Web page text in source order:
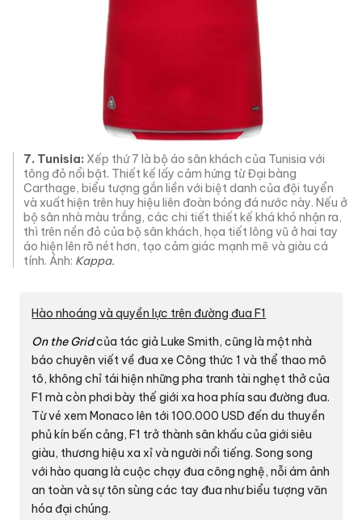
7. Tunisia: Xếp thứ 7 là bộ áo sân khách của Tunisia với
tông đỏ nổi bật. Thiết kế lấy cảm hứng từ Đại bàng
Carthage, biểu tượng gắn liền với biệt danh của đội tuyển
và xuất hiện trên huy hiệu liên đoàn bóng đá nước này. Nếu ở
bộ sân nhà màu trắng, các chi tiết thiết kế khá khó nhận ra,
thì trên nền đỏ của bộ sân khách, họa tiết lông vũ ở hai tay
áo hiện lên rõ nét hơn, tạo cảm giác mạnh mẽ và giàu cá
tính. Ảnh: Kappa.
Hào nhoáng và quyền lực trên đường đua F1
On the Gridcủa tác giả Luke Smith, cũng là một nhà
báo chuyên viết về đua xe Công thức 1 và thể thao mô
tô, không chỉ tái hiện những pha tranh tài nghẹt thở của
F1 mà còn phơi bày thế giới xa hoa phía sau đường đua.
Từ vé xem Monaco lên tới 100.000 USD đến du thuyền
phủ kín bến cảng, F1 trở thành sân khấu của giới siêu
giàu, thương hiệu xa xỉ và người nổi tiếng. Song song
với hào quang là cuộc chạy đua công nghệ, nỗi ám ảnh
an toàn và sự tôn sùng các tay đua như biểu tượng văn
hóa đại chúng.